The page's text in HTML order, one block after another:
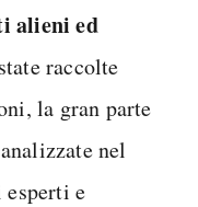
alieni ed
raccolte
la gran parte
nel
e